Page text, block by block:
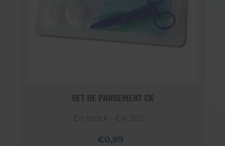
SET DE PANSEMENT CK
En stock - CK-305
€0,99